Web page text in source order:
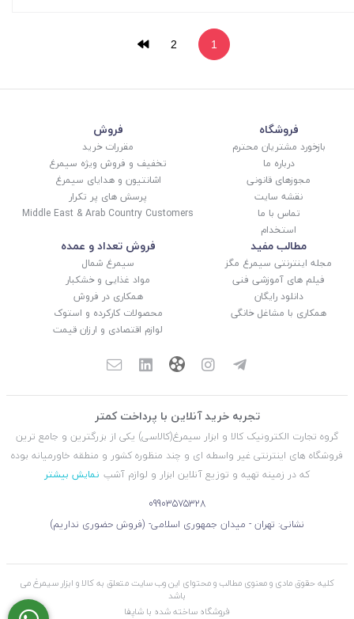
1
2
فروشگاه
بازخورد مشتریان محترم
درباره ما
مجوزهای قانونی
نقشه سایت
تماس با ما
استخدام
فروش
مقررات خرید
تخفیف و فروش ویژه سیمرغ
اشانتیون و هدایای سیمرغ
پرسش های پر تکرار
Middle East & Arab Country Customers
مطالب مفید
مجله اینترنتی سیمرغ مگز
فیلم های آموزشی فنی
دانلود رایگان
همکاری با مشاغل خانگی
فروش تعداد و عمده
سیمرغ شمال
مواد غذایی و خشکبار
همکاری در فروش
محصولات کارکرده و استوک
لوازم اقتصادی و ارزان قیمت
تجربه خرید آنلاین با پرداخت کمتر
گروه تجارت الکترونیک کالا و ابزار سیمرغ(کالاسی) یکی از بزرگترین و جامع ترین
فروشگاه های اینترنتی غیر واسطه ای و چند منظوره کشور و منطقه خاورمیانه بوده
که در زمینه تهیه و توزیع آنلاین ابزار و لوازم آشپ نمایش بیشتر
09903575328
نشانی: تهران - میدان جمهوری اسلامی- (فروش حضوری نداریم)
کلیه حقوق مادی و معنوی مطالب و محتوای این وب سایت متعلق به کالا و ابزار سیمرغ می
باشد
فروشگاه ساخته شده با شاپفا